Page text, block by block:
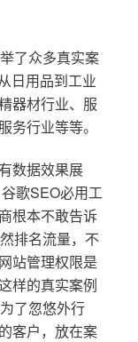
了众多真实案
日用品到工业
器材行业、服
务行业等等。
数据效果展
歌SEO必用工
根本不敢告诉
排名流量，不
站管理权限是
样的真实案例
了忽悠外行
客户，放在案